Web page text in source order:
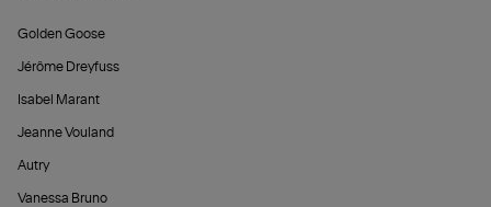
Golden Goose
Jérôme Dreyfuss
Isabel Marant
Jeanne Vouland
Autry
Vanessa Bruno